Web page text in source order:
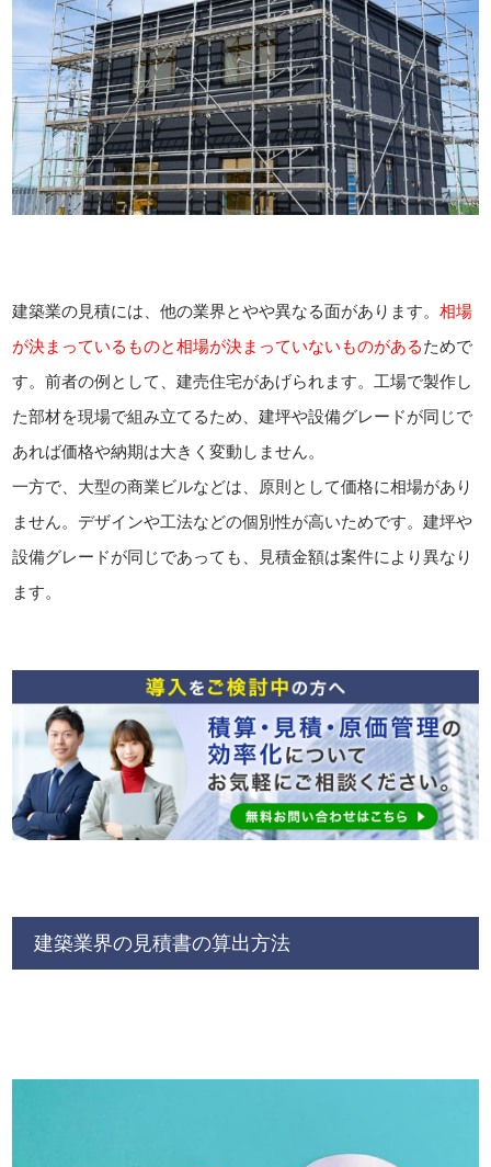
建築業の見積には、他の業界とやや異なる面があります。相場
が決まっているものと相場が決まっていないものがあるためで
す。前者の例として、建売住宅があげられます。工場で製作し
た部材を現場で組み立てるため、建坪や設備グレードが同じで
あれば価格や納期は大きく変動しません。
一方で、大型の商業ビルなどは、原則として価格に相場があり
ません。デザインや工法などの個別性が高いためです。建坪や
設備グレードが同じであっても、見積金額は案件により異なり
ます。
建築業界の見積書の算出方法